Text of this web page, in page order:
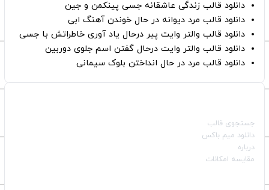
دانلود قالب زندگی عاشقانه جسی پینکمن و جین
دانلود قالب مرد دیوانه در حال خوندن آهنگ ابی
دانلود قالب والتر وایت پیر درحال یاد آوری خاطراتش با جسی
دانلود قالب والتر وایت درحال گفتن اسم جلوی دوربین
دانلود قالب مرد در حال انداختن بلوک سیمانی
جستجوی قالب
دانلود میم باکس
درباره
مقایسه امکانات